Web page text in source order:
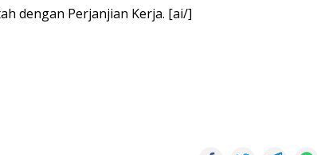
dengan Perjanjian Kerja. [ai/]